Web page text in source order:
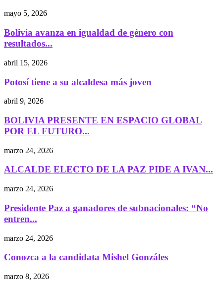
mayo 5, 2026
Bolivia avanza en igualdad de género con
resultados...
abril 15, 2026
Potosí tiene a su alcaldesa más joven
abril 9, 2026
BOLIVIA PRESENTE EN ESPACIO GLOBAL
POR EL FUTURO...
marzo 24, 2026
ALCALDE ELECTO DE LA PAZ PIDE A IVAN...
marzo 24, 2026
Presidente Paz a ganadores de subnacionales: “No
entren...
marzo 24, 2026
Conozca a la candidata Mishel Gonzáles
marzo 8, 2026